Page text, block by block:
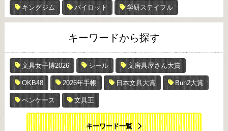
キングジム パイロット 学研ステイフル
キーワードから探す
文具女子博2026 シール 文房具屋さん大賞
OKB48 2026年手帳 日本文具大賞 Bun2大賞
ペンケース 文具王
キーワード一覧